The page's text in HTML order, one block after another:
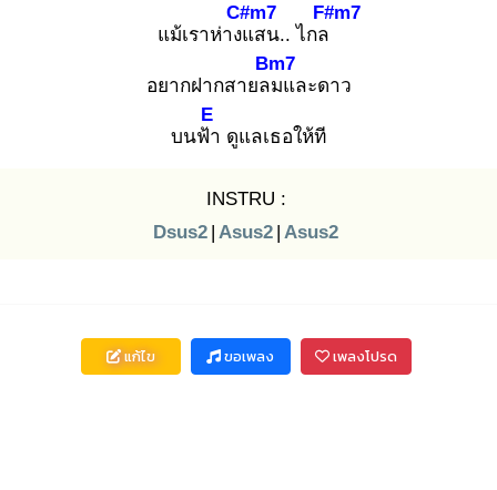
แม้เราห่างแ
C#m7
สน.. ไกล
F#m7
อยากฝากสายลม
Bm7
และดาว
บนฟ้า
E
ดูแลเธอให้ที
INSTRU :
Dsus2 | Asus2 | Asus2
แก้ไข ขอเพลง เพลงโปรด